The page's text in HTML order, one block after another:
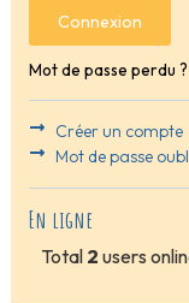
Connexion
Mot de passe perdu ?
Créer un compte
Mot de passe
En ligne
Total 2 users